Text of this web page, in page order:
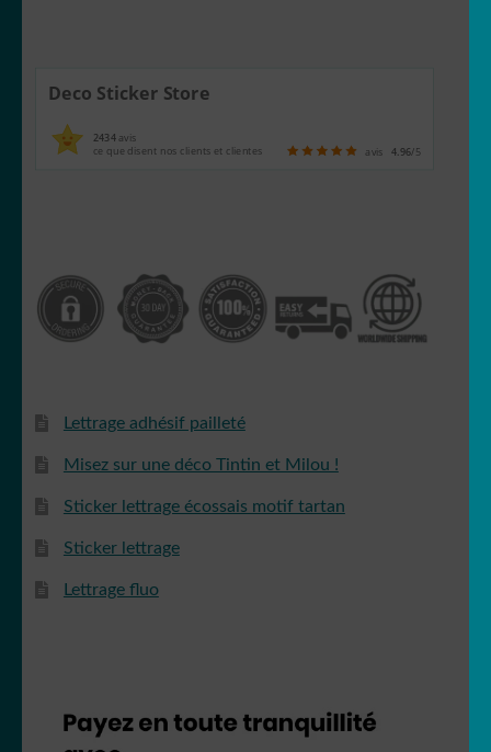
Deco Sticker Store
2434avis
ce que disent nos clients et clientes avis 4.96/5
Lettrage adhésif pailleté
Misez sur une déco Tintin et Milou !
Sticker lettrage écossais motif tartan
Sticker lettrage
Lettrage fluo